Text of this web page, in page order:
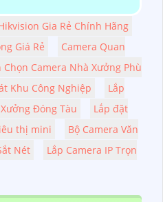
Gia Rẻ Chính Hãng
Giá Rẻ
Camera Quan
Chọn Camera Nhà Xưởng Phù
Khu Công Nghiệp
Lắp
Đóng Tàu
Lắp đặt
thị mini
Bộ Camera Văn
Nét
Lắp Camera IP Trọn